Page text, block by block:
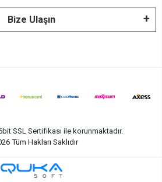
Bize Ulaşın
SSL Sertifikası ile korunmaktadır.
Tüm Hakları Saklıdır